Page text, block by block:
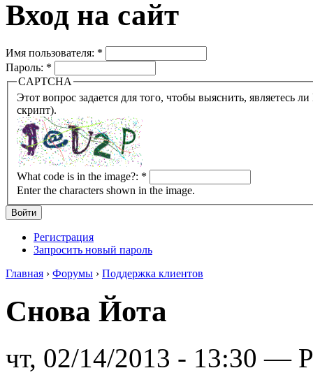
Вход на сайт
Имя пользователя: *
Пароль: *
CAPTCHA
Этот вопрос задается для того, чтобы выяснить, являетесь ли Вы человеком или представляете из себя робота
скрипт).
What code is in the image?: *
Enter the characters shown in the image.
Регистрация
Запросить новый пароль
Главная › Форумы › Поддержка клиентов
Снова Йота
чт, 02/14/2013 - 13:30 —